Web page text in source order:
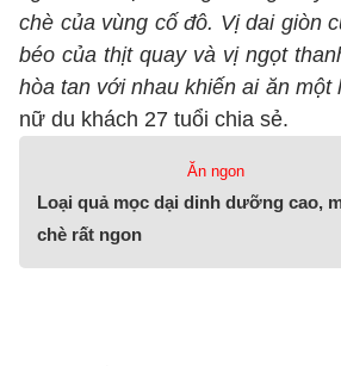
chè của vùng cố đô. Vị dai giòn
béo của thịt quay và vị ngọt
hòa tan với nhau khiến ai ăn một
nữ du khách 27 tuổi chia sẻ.
Ăn ngon
Loại quả mọc dại dinh dưỡng cao,
chè rất ngon